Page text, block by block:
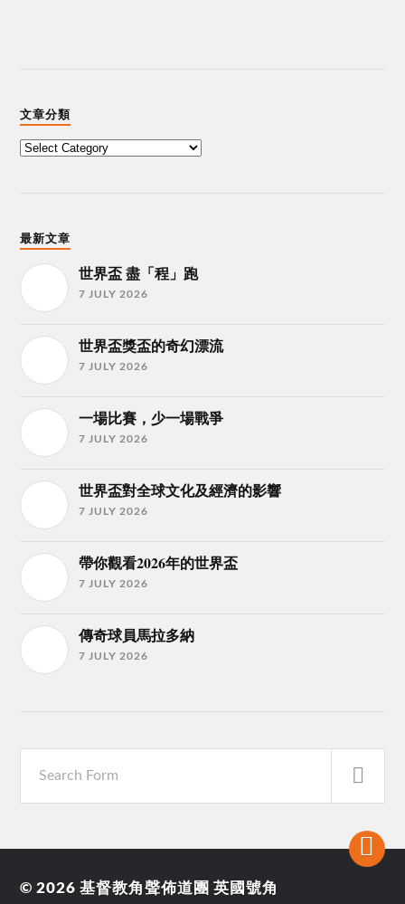
文章分類
最新文章
世界盃 盡「程」跑
7 JULY 2026
世界盃獎盃的奇幻漂流
7 JULY 2026
一場比賽，少一場戰爭
7 JULY 2026
世界盃對全球文化及經濟的影響
7 JULY 2026
帶你觀看2026年的世界盃
7 JULY 2026
傳奇球員馬拉多納
7 JULY 2026
© 2026基督教角聲佈道團 英國號角